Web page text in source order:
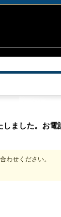
ました。お電
わせください。